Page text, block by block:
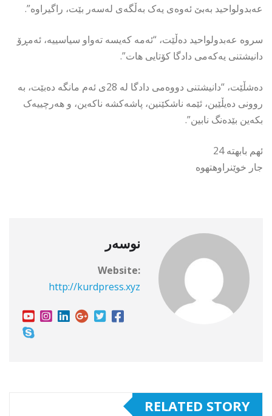
عەبدولواحید بەبێ ئەوەی یەک بەڵگەی لەسەر بێت، راگیراوە”.
سروە عەبدولواحید دەڵێت، “ئەمە کەیسە تەواو سیاسییە، ئەمڕۆ
دانیشتنی یەکەمی دادگا کۆتایی هات”.
دەشڵێت، “دانیشتنی دووەمی دادگا لە 28ی ئەم مانگە دەبێت، بە
روونی دەیڵێین، ئێمە ناشکێنین، پاشەکشە ناکەین، و هەرچییەک
بکەین بێدەنگ نابین”.
ئهم بابهته 24
جار خوێنراوهتهوه
نوسەر
Website:
http://kurdpress.xyz
RELATED STORY